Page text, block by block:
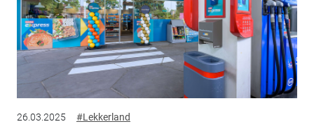
26.03.2025 #Lekkerland